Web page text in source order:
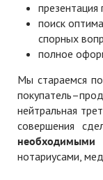
презентация
поиск
спорных
полное
Мы стараемся
нейтральная
совершения
нотариусами,